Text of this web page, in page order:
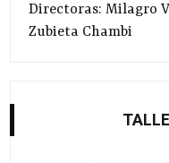
Directoras: Milagro
Zubieta Chambi